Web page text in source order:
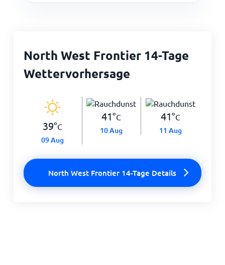
North West Frontier 14-Tage
Wettervorhersage
39°C
09 Aug
41°C
10 Aug
41°C
11 Aug
North West Frontier 14-Tage Details